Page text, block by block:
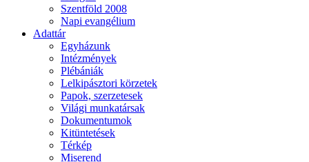
Szentföld 2008
Napi evangélium
Adattár
Egyházunk
Intézmények
Plébániák
Lelkipásztori körzetek
Papok, szerzetesek
Világi munkatársak
Dokumentumok
Kitüntetések
Térkép
Miserend